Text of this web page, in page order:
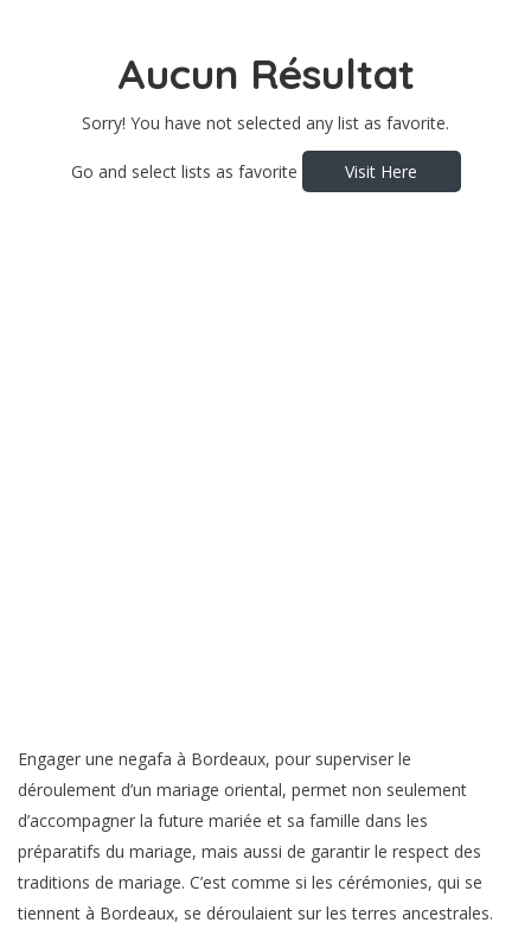
Aucun Résultat
Sorry! You have not selected any list as favorite.
Go and select lists as favorite Visit Here
Engager une negafa à Bordeaux, pour superviser le
déroulement d’un mariage oriental, permet non seulement
d’accompagner la future mariée et sa famille dans les
préparatifs du mariage, mais aussi de garantir le respect des
traditions de mariage. C’est comme si les cérémonies, qui se
tiennent à Bordeaux, se déroulaient sur les terres ancestrales.